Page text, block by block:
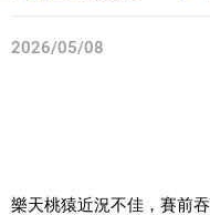
2026/05/08
樂天桃猿近況不佳，賽前